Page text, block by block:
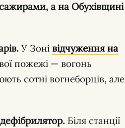
а на Обухівщині
У Зоні відчуження на
пожежі — вогонь
сотні вогнеборців, але
Біля станції